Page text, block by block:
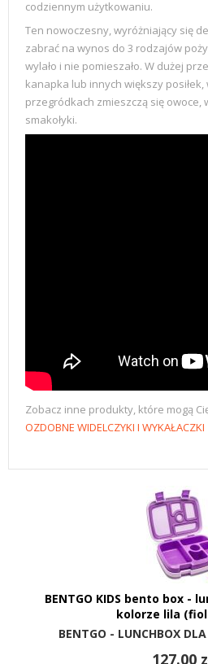
codziennym użytkowaniu.
Ten nowoczesny, wyróżniający się
zabrać na wynos do 3 rodzajów
wylało i nie pomieszało. W dużej
kanapka lub innych większy posiłek,
przegródkach zmieszczą się
smakołyki.
Zobacz inne produkty, które mogą
OZDOBNE WIDELCZYKI I WYKAŁACZKI
BENTGO KIDS bento box -
kolorze lila
BENTGO - LUNCHBOX
127.00